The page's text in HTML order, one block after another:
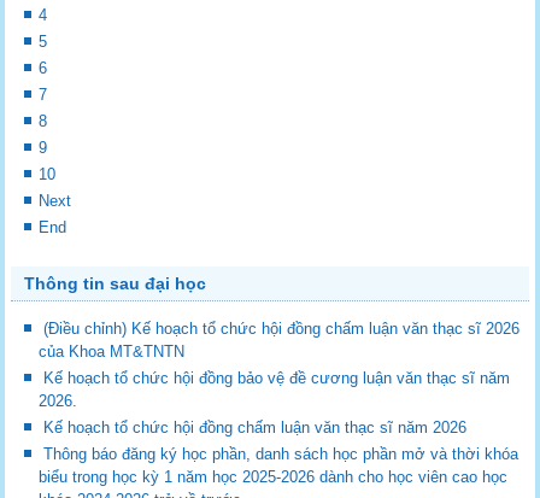
4
5
6
7
8
9
10
Next
End
Thông tin sau đại học
(Điều chỉnh) Kế hoạch tổ chức hội đồng chấm luận văn thạc sĩ 2026
của Khoa MT&TNTN
Kế hoạch tổ chức hội đồng bảo vệ đề cương luận văn thạc sĩ năm
2026.
Kế hoạch tổ chức hội đồng chấm luận văn thạc sĩ năm 2026
Thông báo đăng ký học phần, danh sách học phần mở và thời khóa
biểu trong học kỳ 1 năm học 2025-2026 dành cho học viên cao học